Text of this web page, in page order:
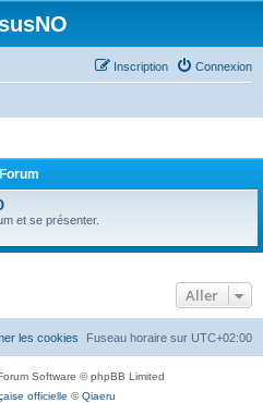
Connexion
Inscription
Forum
et se présenter.
Aller
Fuseau horaire sur UTC+02:00
les cookies
Software © phpBB Limited
officielle ©Qiaeru